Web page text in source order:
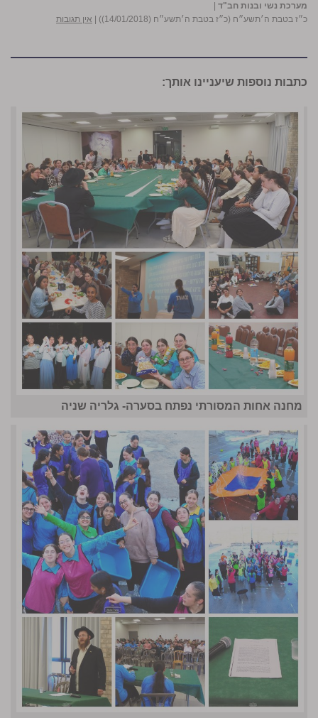
מערכת נשי ובנות חב"ד
כ״ז בטבת ה׳תשע״ח (כ״ז בטבת ה׳תשע״ח (14/01/2018))
אין תגובות
כתבות נוספות שיעניינו אותך:
מחנה אחות המסורתי נפתח בסערה- גלריה שניה